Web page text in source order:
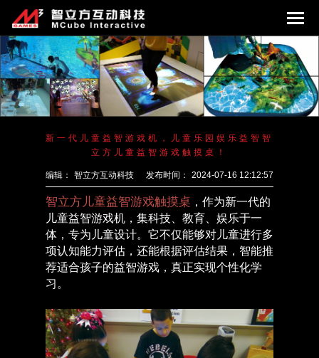
新一代儿童益智游戏机，儿童乐园娱乐益智智
立方儿童益智游戏触摸桌！
编辑： 智立方互动科技 发布时间： 2024-07-16 12:12:57
智立方儿童益智游戏触摸桌 ，作为新一代的
儿童益智游戏机，集科技、教育、娱乐于一
体，专为儿童设计。它不仅能够对儿童进行多
项认知能力评估，还能根据评估结果，智能推
荐适合孩子的益智游戏，真正实现个性化学
习。